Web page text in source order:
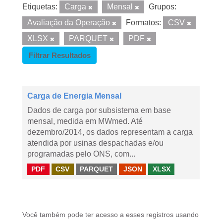
Etiquetas: Carga Mensal
Grupos:
Avaliação da Operação
Formatos:
CSV
XLSX
PARQUET
PDF
Filtrar Resultados
Carga de Energia Mensal
Dados de carga por subsistema em base
mensal, medida em MWmed. Até
dezembro/2014, os dados representam a carga
atendida por usinas despachadas e/ou
programadas pelo ONS, com...
PDF CSV PARQUET JSON XLSX
Você também pode ter acesso a esses registros usando